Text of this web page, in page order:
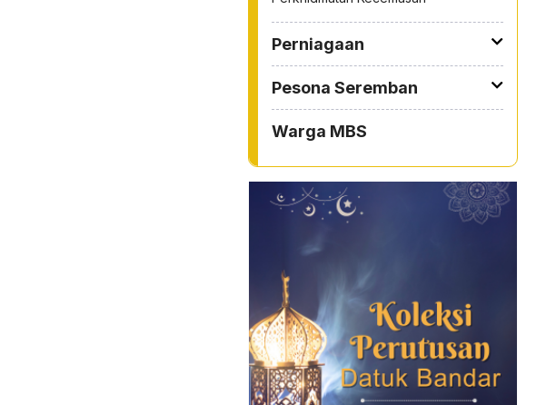
Perniagaan
Pesona Seremban
Warga MBS